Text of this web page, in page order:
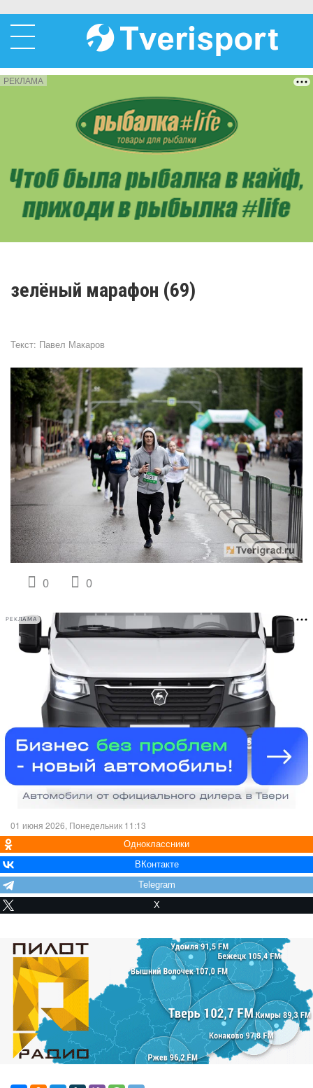
РЕКЛАМА
зелёный марафон (69)
Текст: Павел Макаров
0 0
РЕКЛАМА
01 июня 2026, Понедельник 11:13
Одноклассники
ВКонтакте
Telegram
X